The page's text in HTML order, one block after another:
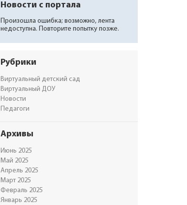
Новости с портала
Произошла ошибка; возможно, лента
недоступна. Повторите попытку позже.
Рубрики
Виртуальный детский сад
Виртуальный ДОУ
Новости
Педагоги
Архивы
Июнь 2025
Май 2025
Апрель 2025
Март 2025
Февраль 2025
Январь 2025